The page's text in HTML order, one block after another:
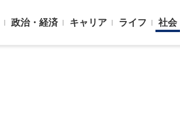
政治・経済 キャリア ライフ 社会